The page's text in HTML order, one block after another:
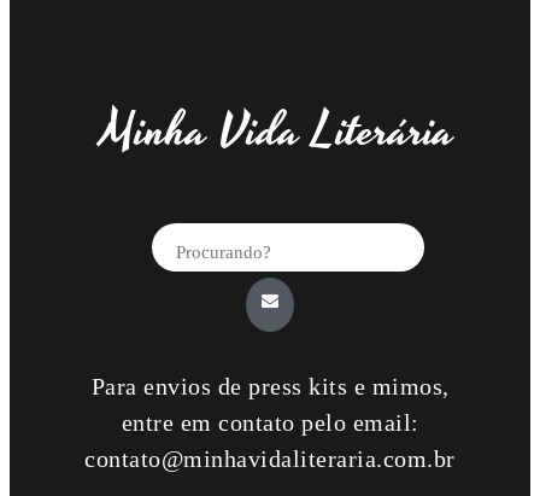
Minha Vida Literária
Para envios de press kits e mimos,
entre em contato pelo email:
contato@minhavidaliteraria.com.br